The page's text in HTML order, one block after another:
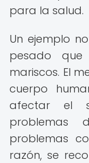
para la salud.
Un ejemplo
pesado
mariscos. El
cuerpo
afectar el
problemas
problemas
razón, se